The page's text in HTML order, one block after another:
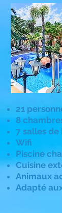
21
8
7 salles de
Wifi
Piscine
Cuisine
Animaux
Adapté